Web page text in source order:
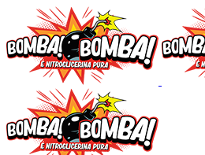
o
conteúdo